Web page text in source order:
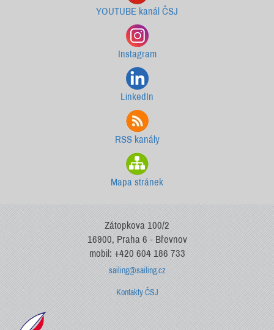
YOUTUBE kanál ČSJ
Instagram
LinkedIn
RSS kanály
Mapa stránek
Zátopkova 100/2
16900, Praha 6 - Břevnov
mobil: +420 604 186 733
sailing@sailing.cz
Kontakty ČSJ